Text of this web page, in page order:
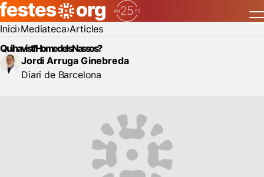
Inici Mediateca Articles
Qui ha vist l'Home dels Nassos?
Jordi Arruga Ginebreda
Diari de Barcelona